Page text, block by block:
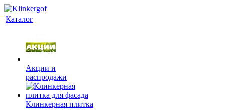
Каталог
Акции и
распродажи
Клинкерная плитка